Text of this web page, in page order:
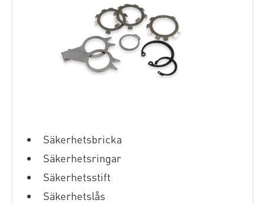
Säkerhetsbricka
Säkerhetsringar
Säkerhetsstift
Säkerhetslås